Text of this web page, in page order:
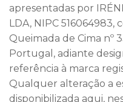
apresentadas por
LDA, NIPC 516064983,
Queimada de Cima nº
Portugal, adiante
referência à marca
Qualquer alteração a
disponibilizada aqui,